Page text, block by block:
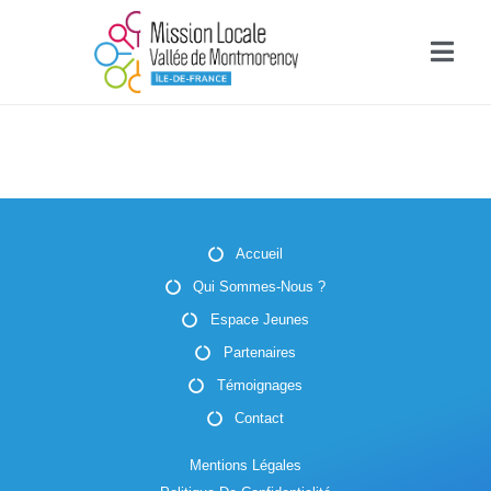
Accueil
Qui Sommes-Nous ?
Espace Jeunes
Partenaires
Témoignages
Contact
Mentions Légales